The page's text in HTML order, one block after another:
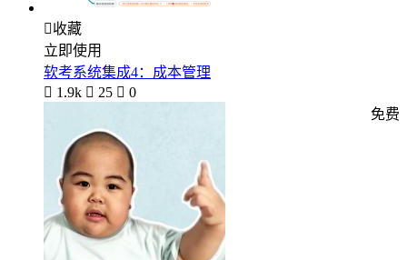
收藏
立即使用
软考系统集成4：成本管理
 1.9k  25  0
免费